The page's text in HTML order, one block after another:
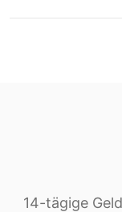
14-tägige